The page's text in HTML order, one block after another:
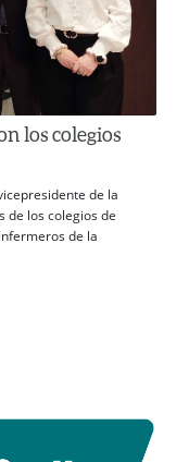
los colegios
de la
de los colegios de
de la